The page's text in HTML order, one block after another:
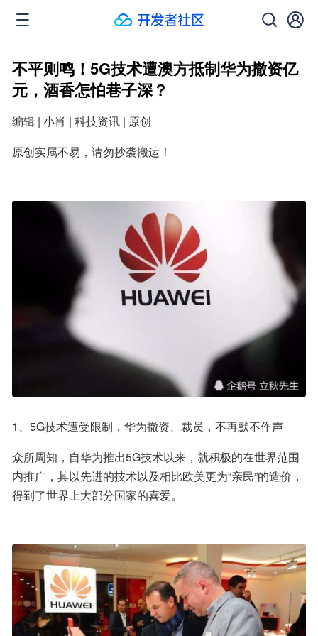
不平则鸣！5G技术遭澳方抵制华为撤资亿
元，酒香怎怕巷子深？
编辑 | 小肖 | 科技资讯 | 原创
原创实属不易，请勿抄袭搬运！
1、5G技术遭受限制，华为撤资、裁员，不再默不作声
众所周知，自华为推出5G技术以来，就积极的在世界范围
内推广，其以先进的技术以及相比欧美更为“亲民”的造价，
得到了世界上大部分国家的喜爱。